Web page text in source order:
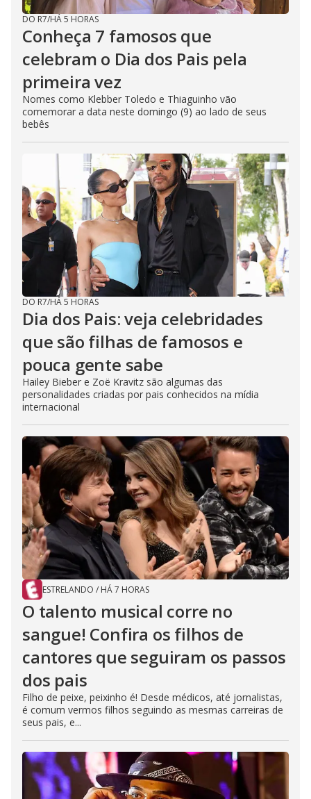
DO R7/HÁ 5 HORAS
Conheça 7 famosos que
celebram o Dia dos Pais pela
primeira vez
Nomes como Klebber Toledo e Thiaguinho vão
comemorar a data neste domingo (9) ao lado de seus
bebês
DO R7/HÁ 5 HORAS
Dia dos Pais: veja celebridades
que são filhas de famosos e
pouca gente sabe
Hailey Bieber e Zoë Kravitz são algumas das
personalidades criadas por pais conhecidos na mídia
internacional
ESTRELANDO / HÁ 7 HORAS
O talento musical corre no
sangue! Confira os filhos de
cantores que seguiram os passos
dos pais
Filho de peixe, peixinho é! Desde médicos, até jornalistas,
é comum vermos filhos seguindo as mesmas carreiras de
seus pais, e...